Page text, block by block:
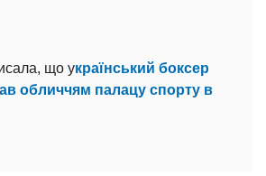
що український боксер
обличчям палацу спорту в